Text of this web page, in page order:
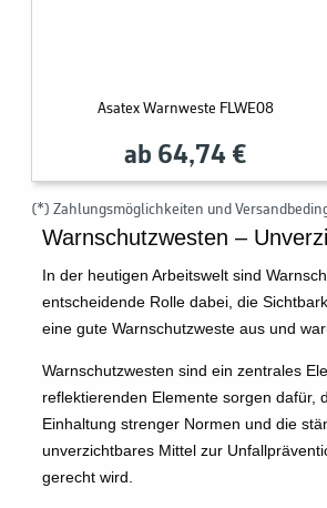
Asatex Warnweste FLWE08
ab 64,74 €
(*) Zahlungsmöglichkeiten und
Warnschutzwesten –
In der heutigen Arbeitswelt sind
entscheidende Rolle dabei, die
eine gute Warnschutzweste aus und
Warnschutzwesten sind ein zentrales
reflektierenden Elemente sorgen dafür,
Einhaltung strenger Normen und die
unverzichtbares Mittel zur
gerecht wird.